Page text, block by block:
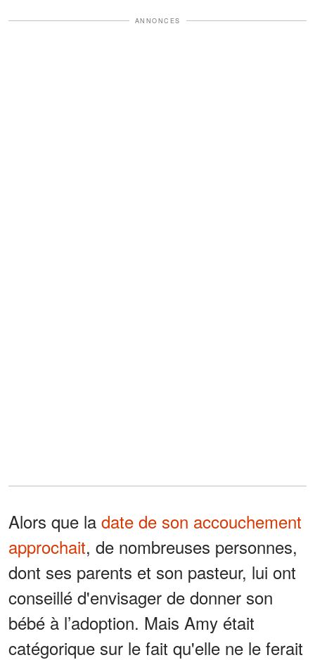
ANNONCES
Alors que la date de son accouchement
approchait, de nombreuses personnes,
dont ses parents et son pasteur, lui ont
conseillé d'envisager de donner son
bébé à l’adoption. Mais Amy était
catégorique sur le fait qu'elle ne le ferait